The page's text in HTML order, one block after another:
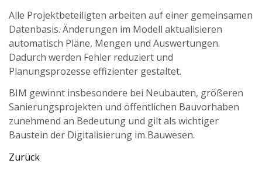
Alle Projektbeteiligten arbeiten auf einer gemeinsamen
Datenbasis. Änderungen im Modell aktualisieren
automatisch Pläne, Mengen und Auswertungen.
Dadurch werden Fehler reduziert und
Planungsprozesse effizienter gestaltet.
BIM gewinnt insbesondere bei Neubauten, größeren
Sanierungsprojekten und öffentlichen Bauvorhaben
zunehmend an Bedeutung und gilt als wichtiger
Baustein der Digitalisierung im Bauwesen.
Zurück